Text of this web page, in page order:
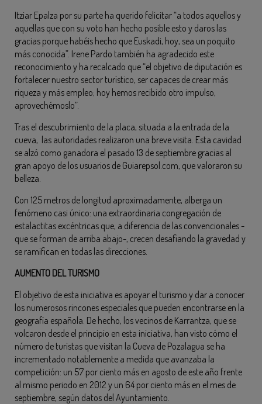
Itziar Epalza por su parte ha querido felicitar “a todos aquellos y
aquellas que con su voto han hecho posible esto y daros las
gracias porque habéis hecho que Euskadi, hoy, sea un poquito
más conocida”. Irene Pardo también ha agradecido este
reconocimiento y ha recalcado que “el objetivo de diputación es
fortalecer nuestro sector turístico, ser capaces de crear más
riqueza y más empleo; hoy hemos recibido otro impulso,
aprovechémoslo”.
Tras el descubrimiento de la placa, situada a la entrada de la
cueva, las autoridades realizaron una breve visita. Esta cavidad
se alzó como ganadora el pasado 13 de septiembre gracias al
gran apoyo de los usuarios de Guiarepsol.com, que valoraron su
belleza.
Con 125 metros de longitud aproximadamente, alberga un
fenómeno casi único: una extraordinaria congregación de
estalactitas excéntricas que, a diferencia de las convencionales -
que se forman de arriba abajo-, crecen desafiando la gravedad y
se ramifican en todas las direcciones.
AUMENTO DEL TURISMO
El objetivo de esta iniciativa es apoyar el turismo y dar a conocer
los numerosos rincones especiales que pueden encontrarse en la
geografía española. De hecho, los vecinos de Karrantza, que se
volcaron desde el principio en esta iniciativa, han visto cómo el
número de turistas que visitan la Cueva de Pozalagua se ha
incrementado notablemente a medida que avanzaba la
competición: un 57 por ciento más en agosto de este año frente
al mismo periodo en 2012 y un 64 por ciento más en el mes de
septiembre, según datos del Ayuntamiento.